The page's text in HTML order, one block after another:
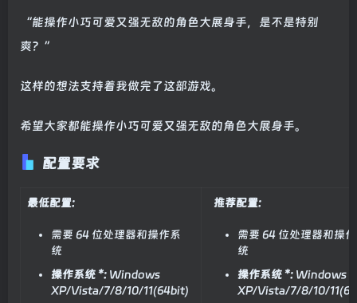
“能操作小巧可爱又强无敌的角色大展身手，是不是特别
爽？”
这样的想法支持着我做完了这部游戏。
希望大家都能操作小巧可爱又强无敌的角色大展身手。
配置要求
最低配置:
需要 64 位处理器和操作系
统
操作系统 *: Windows
XP/Vista/7/8/10/11(64bit)
推荐配置:
需要 64 位处理器和操
统
操作系统 *: Windows
XP/Vista/7/8/10/